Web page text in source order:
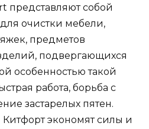
представляют собой
очистки мебели,
предметов
подвергающихся
особенностью такой
работа, борьба с
застарелых пятен.
экономят силы и